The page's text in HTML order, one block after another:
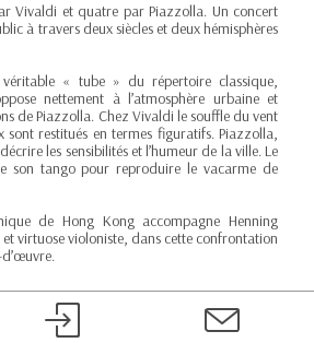
Vivaldi et quatre par Piazzolla. Un concert
à travers deux siècles et deux hémisphères
« tube » du répertoire classique,
nettement à l’atmosphère urbaine et
de Piazzolla. Chez Vivaldi le souffle du vent
sont restitués en termes figuratifs. Piazzolla,
les sensibilités et l’humeur de la ville. Le
son tango pour reproduire le vacarme de
de Hong Kong accompagne Henning
virtuose violoniste, dans cette confrontation